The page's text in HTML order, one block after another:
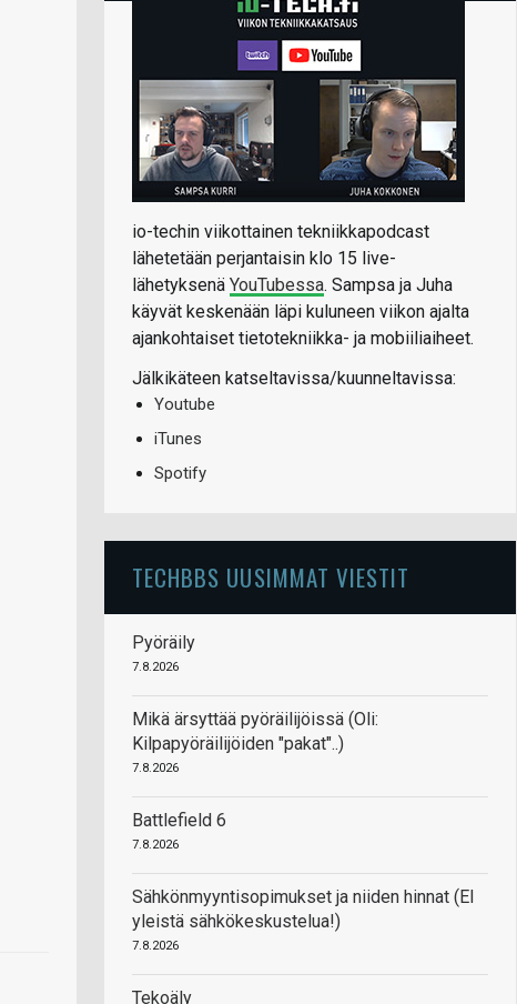
io-techin viikottainen tekniikkapodcast
lähetetään perjantaisin klo 15 live-
lähetyksenä YouTubessa. Sampsa ja Juha
käyvät keskenään läpi kuluneen viikon ajalta
ajankohtaiset tietotekniikka- ja mobiiliaiheet.
Jälkikäteen katseltavissa/kuunneltavissa:
Youtube
iTunes
Spotify
TECHBBS UUSIMMAT VIESTIT
Pyöräily
7.8.2026
Mikä ärsyttää pyöräilijöissä (Oli:
Kilpapyöräilijöiden "pakat"..)
7.8.2026
Battlefield 6
7.8.2026
Sähkönmyyntisopimukset ja niiden hinnat (EI
yleistä sähkökeskustelua!)
7.8.2026
Tekoäly